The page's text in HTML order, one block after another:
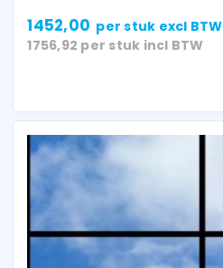
1452,00 per stuk excl BTW
1756,92 per stuk incl BTW